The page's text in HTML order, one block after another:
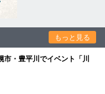
もっと見る
・豊平川でイベント「川